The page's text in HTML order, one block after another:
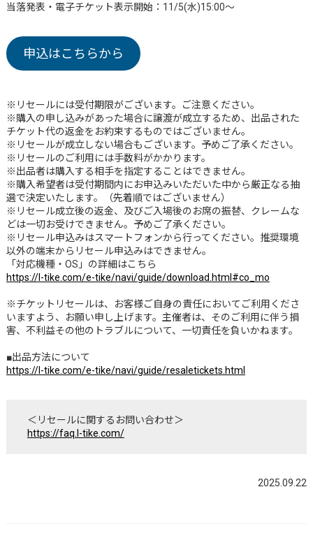
当落発表・電子チケット表示開始：11/5(水)15:00～
申込はこちらから
※リセールには受付期限がございます。ご注意ください。
※購入の申し込みがあった場合に譲渡が成立するため、出品された
チケット代の返金をお約束するものではございません。
※リセールが成立しない場合もございます。予めご了承ください。
※リセールのご利用には手数料がかかります。
※出品者は購入する相手を指定することはできません。
※購入希望者は受付期間内にお申込みいただいた中から厳正なる抽
選で決定いたします。（先着順ではございません）
※リセール成立後の返金、及びご入場後のお席の振替、クレームな
どは一切お受けできません。予めご了承ください。
※リセール申込みはスマートフォンから行ってください。推奨環境
以外の端末からリセール申込みはできません。
「対応機種・OS」の詳細はこちら
https://l-tike.com/e-tike/navi/guide/download.html#co_mo
※チケットリセールは、お客様ご自身の責任においてご利用くださ
いますよう、お願い申し上げます。主催者は、そのご利用に伴う損
害、不利益その他のトラブルについて、一切責任を負いかねます。
■出品方法について
https://l-tike.com/e-tike/navi/guide/resaletickets.html
＜リセールに関するお問い合わせ＞
https://faq.l-tike.com/
2025.09.22